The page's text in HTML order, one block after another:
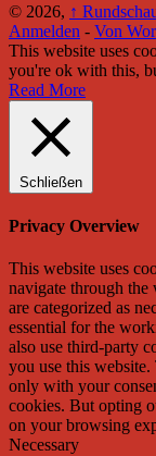
© 2026, ↑
Anmelden - Von
This website uses
you're ok with this,
Read More
Schließen
Privacy Overview
This website uses
navigate through the
are categorized as
essential for the
also use third-party
you use this
only with your
cookies. But opting
on your browsing
Necessary